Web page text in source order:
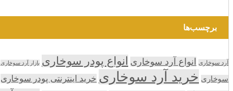
برچسب‌ها
آرد سوخاری انواع آرد سوخاری انواع پودر سوخاری بازار آرد سوخاری
سوخاری خرید آرد سوخاری خرید اینترنتی پودر سوخاری